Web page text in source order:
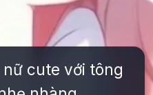
cute với tông